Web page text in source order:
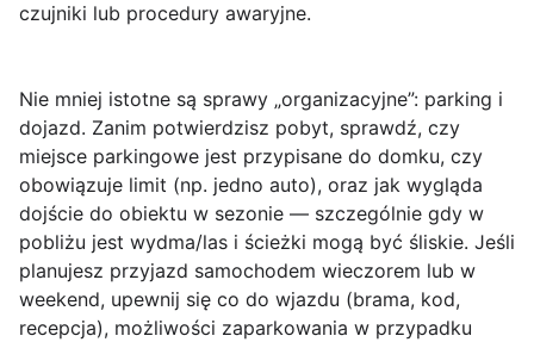
czujniki lub procedury awaryjne.
Nie mniej istotne są sprawy „organizacyjne”: parking i
dojazd. Zanim potwierdzisz pobyt, sprawdź, czy
miejsce parkingowe jest przypisane do domku, czy
obowiązuje limit (np. jedno auto), oraz jak wygląda
dojście do obiektu w sezonie — szczególnie gdy w
pobliżu jest wydma/las i ścieżki mogą być śliskie. Jeśli
planujesz przyjazd samochodem wieczorem lub w
weekend, upewnij się co do wjazdu (brama, kod,
recepcja), możliwości zaparkowania w przypadku